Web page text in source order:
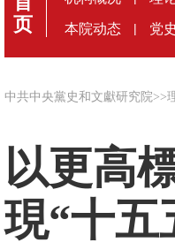
页
本院动态 | 党
中共中央黨史和文獻研究院>>
以更高
現“十五